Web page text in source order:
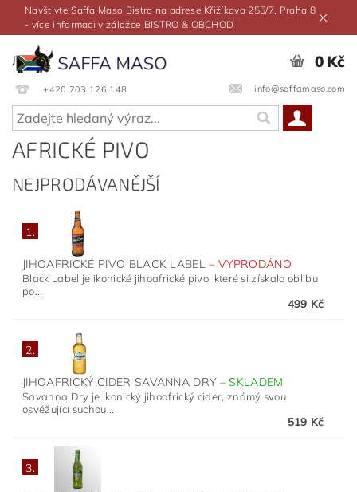
Navštivte Saffa Maso Bistro na adrese Křižíkova 255/7, Praha 8
- více informaci v záložce BISTRO & OBCHOD
+420 703 126 148 info@saffamaso.com
0 Kč
AFRICKÉ PIVO
NEJPRODÁVANĚJŠÍ
1.
JIHOAFRICKÉ PIVO BLACK LABEL–VYPRODÁNO
Black Label je ikonické jihoafrické pivo, které si získalo oblibu
po...
499 Kč
2.
JIHOAFRICKÝ CIDER SAVANNA DRY –SKLADEM
Savanna Dry je ikonický jihoafrický cider, známý svou
osvěžující suchou...
519 Kč
3.